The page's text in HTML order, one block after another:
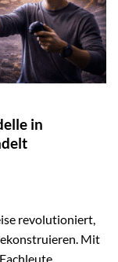
in
revolutioniert,
Mit